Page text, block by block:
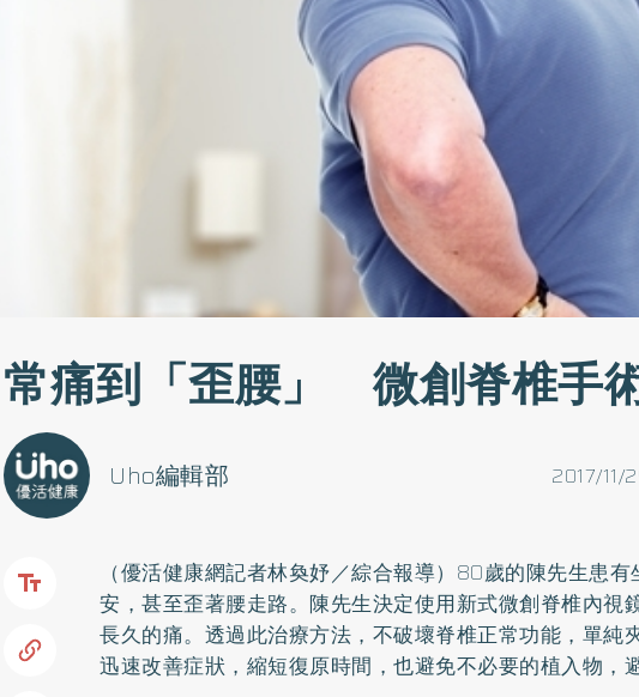
常痛到「歪腰」 微創脊椎手
2017/11/
Uho編輯部
（優活健康網記者林奐妤／綜合報導）80歲的陳先生患
安，甚至歪著腰走路。陳先生決定使用新式微創脊椎內視
長久的痛。透過此治療方法，不破壞脊椎正常功能，單純
迅速改善症狀，縮短復原時間，也避免不必要的植入物，